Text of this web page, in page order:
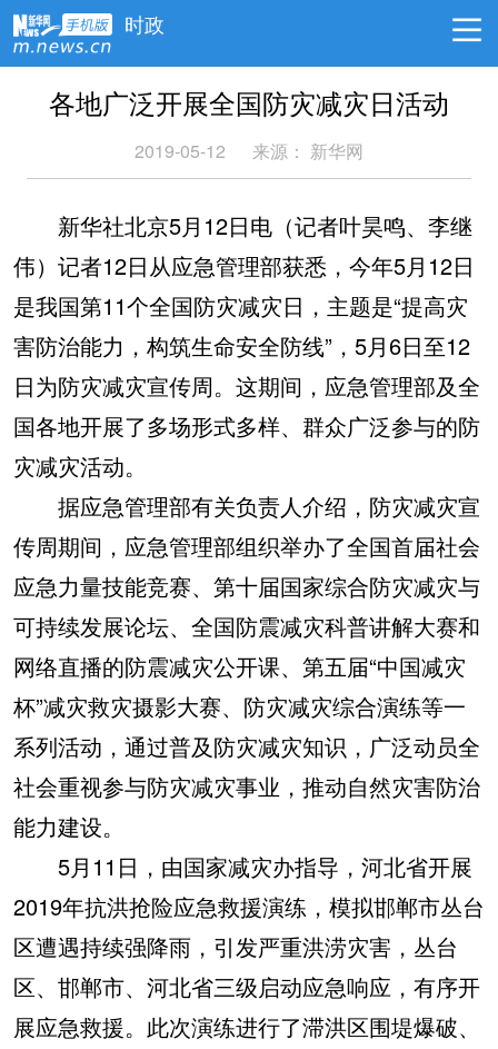
时政
各地广泛开展全国防灾减灾日活动
2019-05-12 来源： 新华网
新华社北京5月12日电（记者叶昊鸣、李继
伟）记者12日从应急管理部获悉，今年5月12日
是我国第11个全国防灾减灾日，主题是“提高灾
害防治能力，构筑生命安全防线”，5月6日至12
日为防灾减灾宣传周。这期间，应急管理部及全
国各地开展了多场形式多样、群众广泛参与的防
灾减灾活动。
据应急管理部有关负责人介绍，防灾减灾宣
传周期间，应急管理部组织举办了全国首届社会
应急力量技能竞赛、第十届国家综合防灾减灾与
可持续发展论坛、全国防震减灾科普讲解大赛和
网络直播的防震减灾公开课、第五届“中国减灾
杯”减灾救灾摄影大赛、防灾减灾综合演练等一
系列活动，通过普及防灾减灾知识，广泛动员全
社会重视参与防灾减灾事业，推动自然灾害防治
能力建设。
5月11日，由国家减灾办指导，河北省开展
2019年抗洪抢险应急救援演练，模拟邯郸市丛台
区遭遇持续强降雨，引发严重洪涝灾害，丛台
区、邯郸市、河北省三级启动应急响应，有序开
展应急救援。此次演练进行了滞洪区围堤爆破、